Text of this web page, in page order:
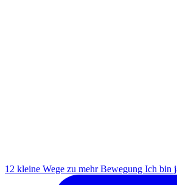
12 kleine Wege zu mehr Bewegung Ich bin